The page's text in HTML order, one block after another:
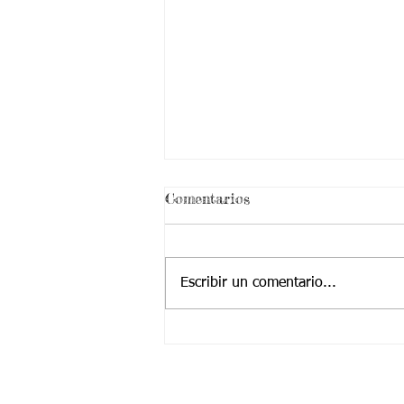
¡ VEN HABLEMOS UN
RATICO DE SEXUALIDAD
!
Comentarios
Escribir un comentario...